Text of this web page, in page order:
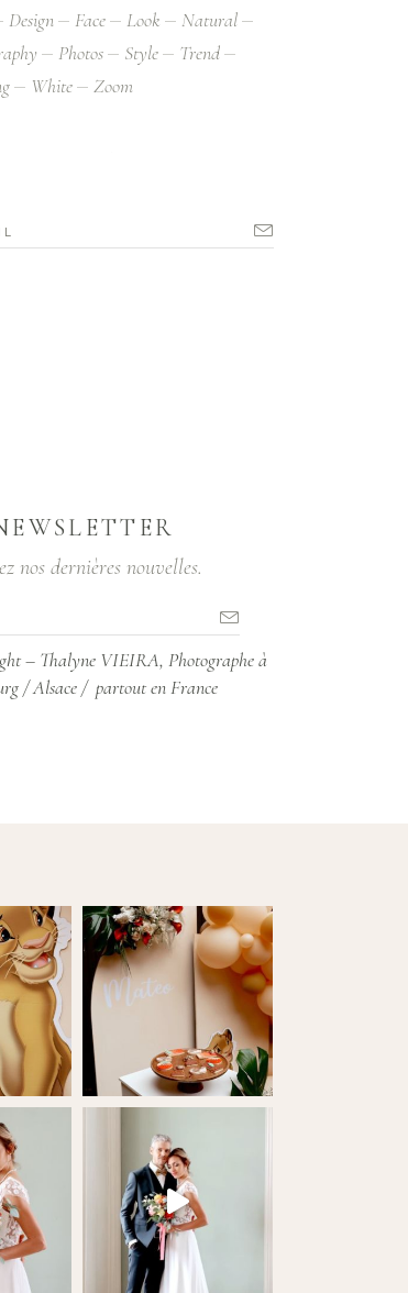
Design Face Look
Natural
Photos Style
Trend
White Zoom
nos dernières nouvelles.
– Thalyne VIEIRA, Photographe à
/ Alsace / partout en France